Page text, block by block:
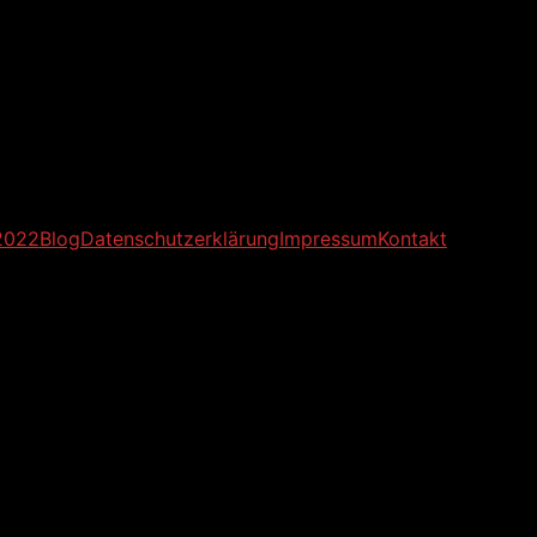
BlogDatenschutzerklärungImpressumKontakt